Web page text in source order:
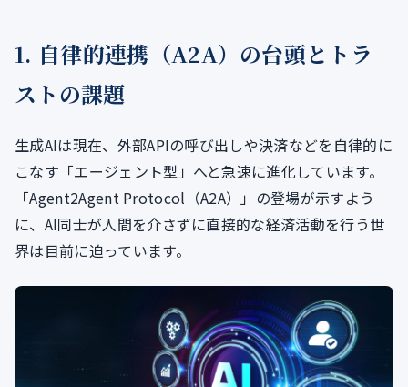
1. 自律的連携（A2A）の台頭とトラ
ストの課題
生成AIは現在、外部APIの呼び出しや決済などを自律的に
こなす「エージェント型」へと急速に進化しています。
「Agent2Agent Protocol（A2A）」の登場が示すよう
に、AI同士が人間を介さずに直接的な経済活動を行う世
界は目前に迫っています。